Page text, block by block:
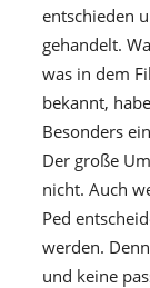
entschieden
gehandelt.
was in dem
bekannt,
Besonders
Der große
nicht. Auch
Ped
werden.
und keine